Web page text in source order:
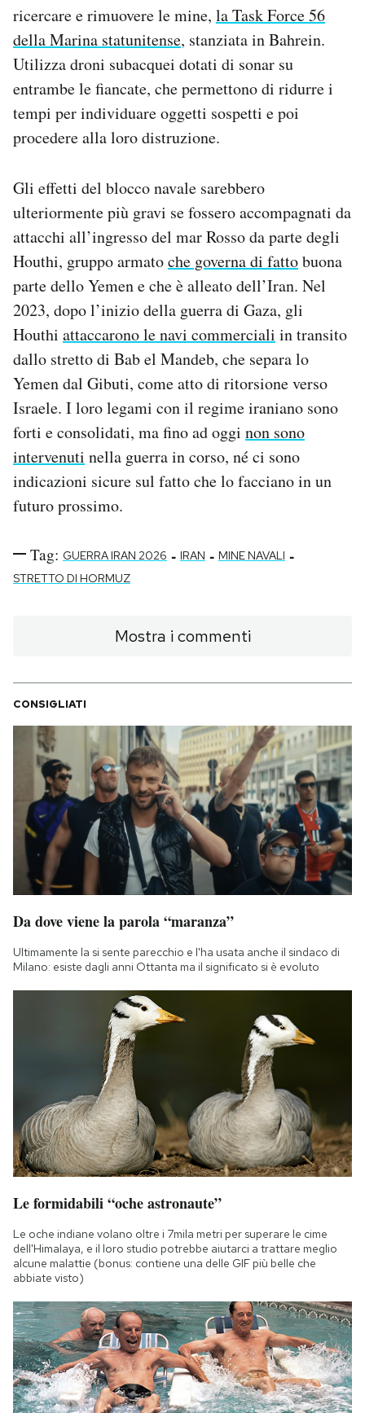
ricercare e rimuovere le mine, la Task Force 56
della Marina statunitense, stanziata in Bahrein.
Utilizza droni subacquei dotati di sonar su
entrambe le fiancate, che permettono di ridurre i
tempi per individuare oggetti sospetti e poi
procedere alla loro distruzione.
Gli effetti del blocco navale sarebbero
ulteriormente più gravi se fossero accompagnati da
attacchi all’ingresso del mar Rosso da parte degli
Houthi, gruppo armatoche governa di fattobuona
parte dello Yemen e che è alleato dell’Iran. Nel
2023, dopo l’inizio della guerra di Gaza, gli
Houthi attaccarono le navi commerciali in transito
dallo stretto di Bab el Mandeb, che separa lo
Yemen dal Gibuti, come atto di ritorsione verso
Israele. I loro legami con il regime iraniano sono
forti e consolidati, ma fino ad oggi non sono
intervenuti nella guerra in corso, né ci sono
indicazioni sicure sul fatto che lo facciano in un
futuro prossimo.
Tag: GUERRA IRAN 2026 - IRAN - MINE NAVALI -
STRETTO DI HORMUZ
Mostra i commenti
CONSIGLIATI
Da dove viene la parola “maranza”
Ultimamente la si sente parecchio e l'ha usata anche il sindaco di
Milano: esiste dagli anni Ottanta ma il significato si è evoluto
Le formidabili “oche astronaute”
Le oche indiane volano oltre i 7mila metri per superare le cime
dell'Himalaya, e il loro studio potrebbe aiutarci a trattare meglio
alcune malattie (bonus: contiene una delle GIF più belle che
abbiate visto)